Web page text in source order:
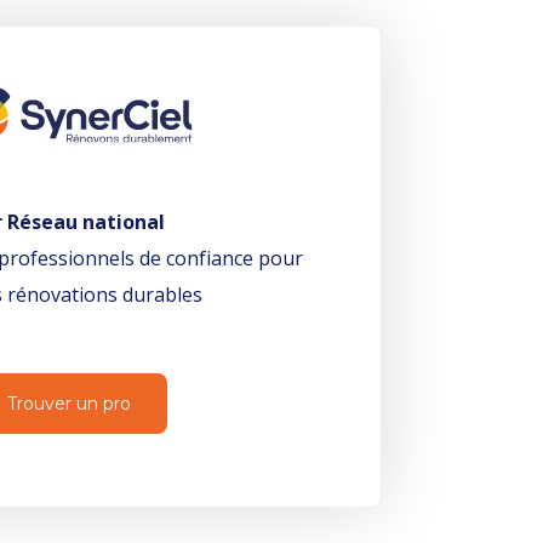
Réseau national
de confiance pour
rénovations durables
Trouver un pro